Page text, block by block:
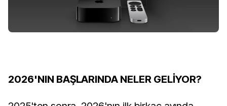
2026'NIN BAŞLARINDA NELER GELİYOR?